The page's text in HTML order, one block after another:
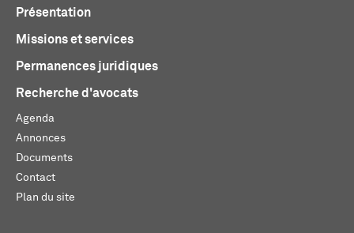
Présentation
Missions et services
Permanences juridiques
Recherche d'avocats
Agenda
Annonces
Documents
Contact
Plan du site